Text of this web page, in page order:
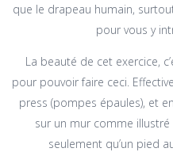
que le drapeau humain,
pour vous y
La beauté de cet exercice,
pour pouvoir faire ceci.
press (pompes épaules), et
sur un mur comme
seulement qu’un pied